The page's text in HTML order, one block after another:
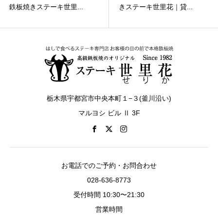
鉄板焼きステーキ世里... きステーキ世里花｜貸...
栃木県宇都宮市中央本町１−３(釜川沿い)
マルヨシ ビル Ⅱ 3F
お電話でのご予約・お問合わせ
028-636-8773
受付時間 10:30〜21:30
営業時間